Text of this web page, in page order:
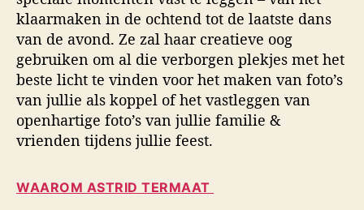
klaarmaken in de ochtend tot de laatste dans
van de avond. Ze zal haar creatieve oog
gebruiken om al die verborgen plekjes met het
beste licht te vinden voor het maken van foto’s
van jullie als koppel of het vastleggen van
openhartige foto’s van jullie familie &
vrienden tijdens jullie feest.
WAAROM ASTRID TERMAAT